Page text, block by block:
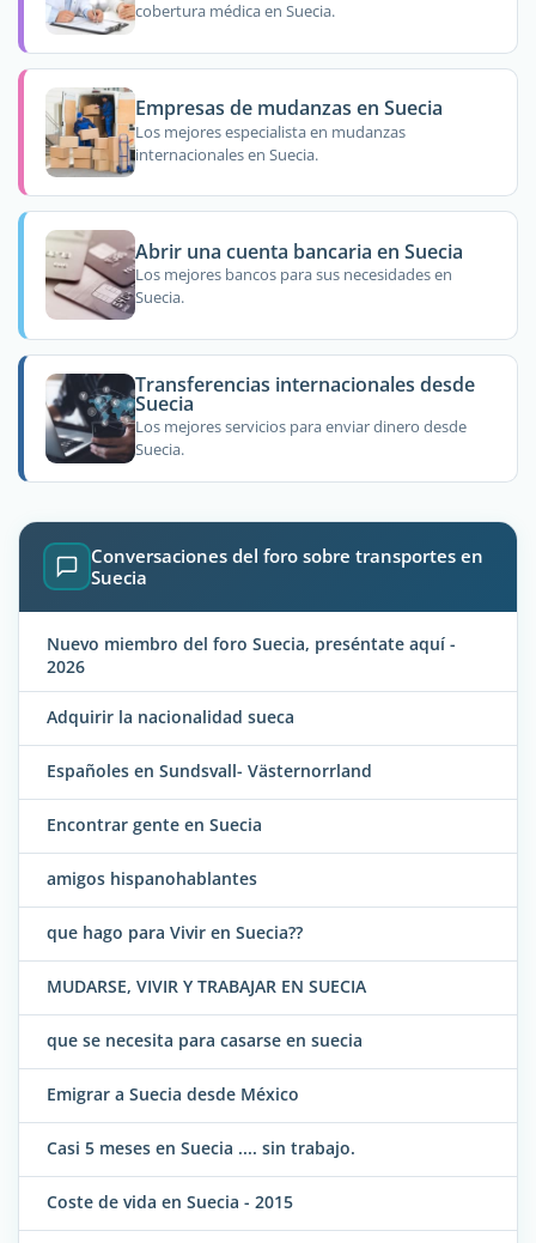
cobertura médica en Suecia.
Empresas de mudanzas en Suecia
Los mejores especialista en mudanzas
internacionales en Suecia.
Abrir una cuenta bancaria en Suecia
Los mejores bancos para sus necesidades en
Suecia.
Transferencias internacionales desde
Suecia
Los mejores servicios para enviar dinero desde
Suecia.
Conversaciones del foro sobre transportes en
Suecia
Nuevo miembro del foro Suecia, preséntate aquí -
2026
Adquirir la nacionalidad sueca
Españoles en Sundsvall- Västernorrland
Encontrar gente en Suecia
amigos hispanohablantes
que hago para Vivir en Suecia??
MUDARSE, VIVIR Y TRABAJAR EN SUECIA
que se necesita para casarse en suecia
Emigrar a Suecia desde México
Casi 5 meses en Suecia .... sin trabajo.
Coste de vida en Suecia - 2015